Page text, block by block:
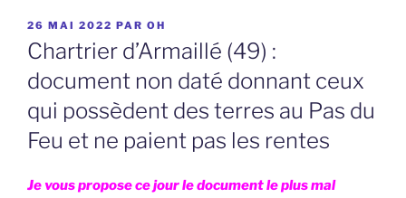
PUBLIÉ
LE
26 MAI 2022 PAR OH
Chartrier d’Armaillé (49) :
document non daté donnant ceux
qui possèdent des terres au Pas du
Feu et ne paient pas les rentes
Je vous propose ce jour le document le plus mal